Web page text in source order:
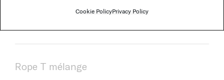
Cookie PolicyPrivacy Policy
Rope T mélange